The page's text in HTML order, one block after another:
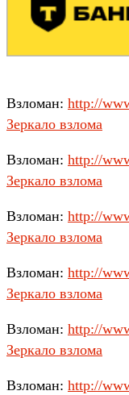
Взломан: http://
Зеркало взлома
Взломан: http://
Зеркало взлома
Взломан: http://
Зеркало взлома
Взломан: http://
Зеркало взлома
Взломан: http://
Зеркало взлома
Взломан: http://